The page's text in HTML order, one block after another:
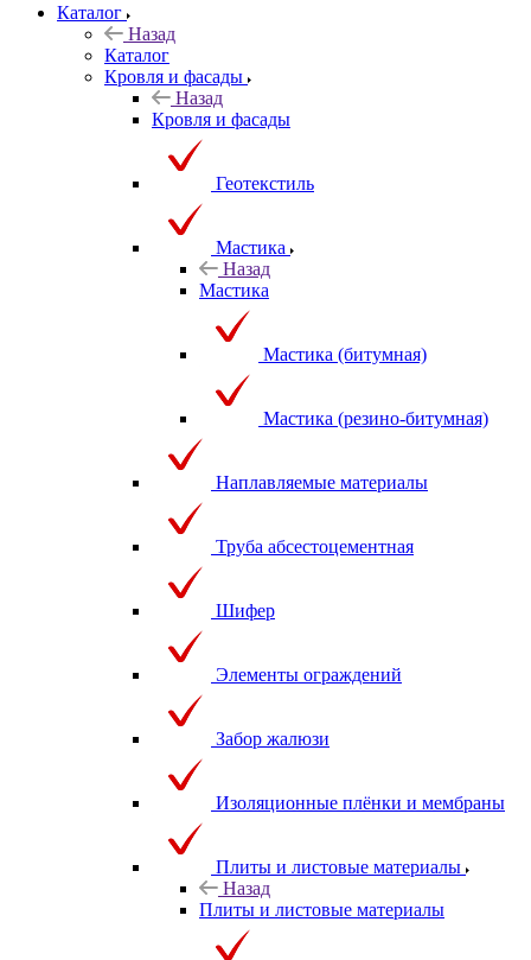
Каталог
Назад
Каталог
Кровля и фасады
Назад
Кровля и фасады
Геотекстиль
Мастика
Назад
Мастика
Мастика (битумная)
Мастика (резино-битумная)
Наплавляемые материалы
Труба абсестоцементная
Шифер
Элементы ограждений
Забор жалюзи
Изоляционные плёнки и мембраны
Плиты и листовые материалы
Назад
Плиты и листовые материалы